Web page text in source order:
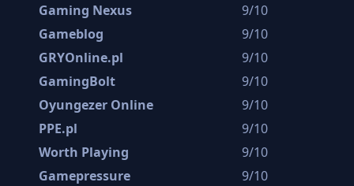
Gaming Nexus
9/10
Gameblog
9/10
GRYOnline.pl
9/10
GamingBolt
9/10
Oyungezer Online
9/10
PPE.pl
9/10
Worth Playing
9/10
Gamepressure
9/10